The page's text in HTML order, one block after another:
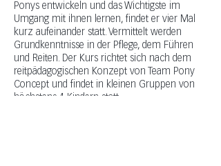
Ponys entwickeln und das Wichtigste im
Umgang mit ihnen lernen, findet er vier Mal
kurz aufeinander statt. Vermittelt werden
Grundkenntnisse in der Pflege, dem Führen
und Reiten. Der Kurs richtet sich nach dem
reitpädagogischen Konzept von Team Pony
Concept und findet in kleinen Gruppen von
höchstens 4 Kindern statt.